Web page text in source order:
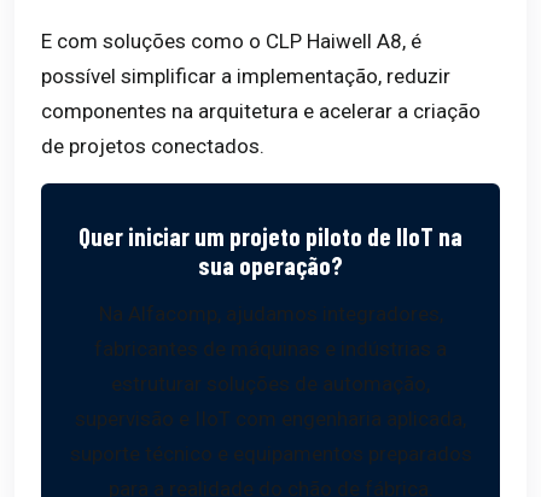
E com soluções como o CLP Haiwell A8, é
possível simplificar a implementação, reduzir
componentes na arquitetura e acelerar a criação
de projetos conectados.
Quer iniciar um projeto piloto de IIoT na
sua operação?
Na Alfacomp, ajudamos integradores,
fabricantes de máquinas e indústrias a
estruturar soluções de automação,
supervisão e IIoT com engenharia aplicada,
suporte técnico e equipamentos preparados
para a realidade do chão de fábrica.